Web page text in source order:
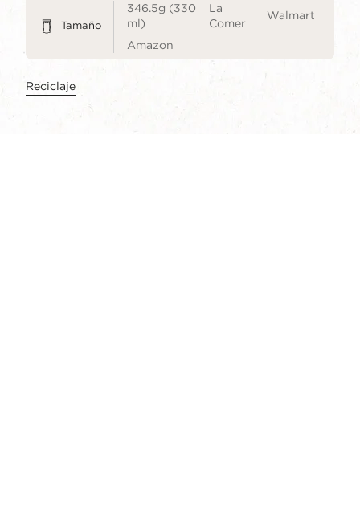
Tamaño
346.5g (330
ml)
La
Comer
Walmart
Amazon
Reciclaje